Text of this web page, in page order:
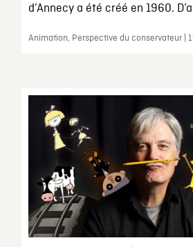
d’Annecy a été créé en 1960.
Animation, Perspective du conservateur |